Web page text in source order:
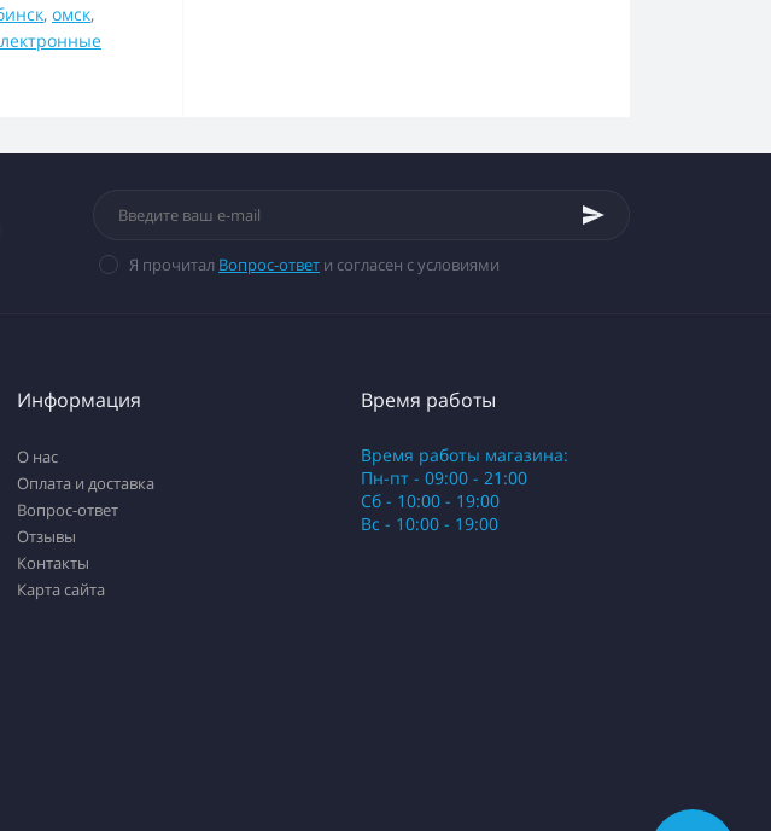
, омск,
Я прочитал Вопрос-ответ и согласен с условиями
Информация
О нас
Оплата и доставка
Вопрос-ответ
Отзывы
Контакты
Карта сайта
Время работы
Время работы магазина:
Пн-пт - 09:00 - 21:00
Сб - 10:00 - 19:00
Вс - 10:00 - 19:00